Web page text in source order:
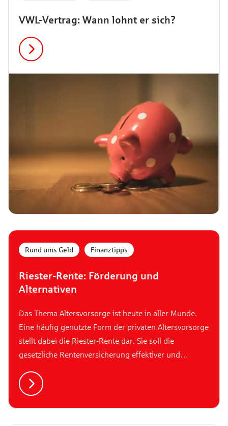
VWL-Vertrag: Wann lohnt er sich?
Riester-Rente: Förderung und
Alternativen
Rund ums Geld Finanztipps
Das Thema Altersvorsorge ist heute in aller Munde.
Eine häufig genutzte Form der privaten Altersvorsorge
stellt dabei die Riester-Rente dar. Sie soll die
gesetzliche Rentenversicherung effektiver und
Begriff noch so verbirgt und für wen sich eine Riester-
Rente wirklich lohnt, erfährst du in diesem Artikel.